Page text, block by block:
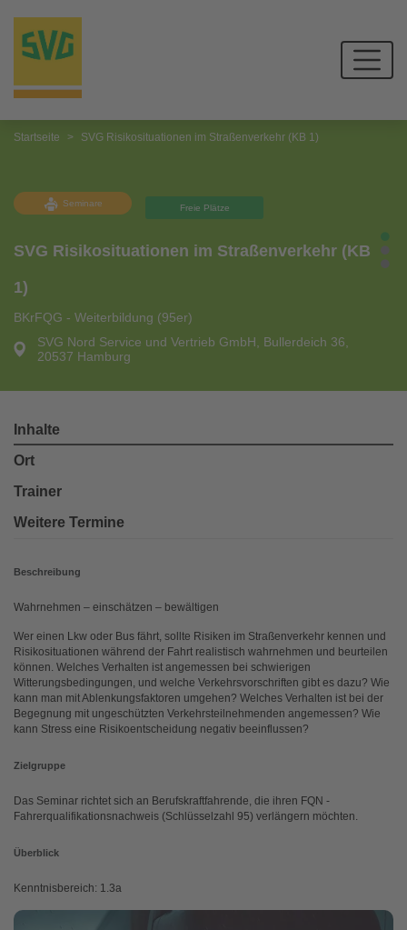
Startseite SVG Risikosituationen im Straßenverkehr (KB 1)
Seminare Freie Plätze
SVG Risikosituationen im Straßenverkehr (KB
1)
BKrFQG - Weiterbildung (95er)
SVG Nord Service und Vertrieb GmbH, Bullerdeich 36,
20537 Hamburg
Inhalte
Ort
Trainer
Weitere Termine
Beschreibung
Wahrnehmen – einschätzen – bewältigen
Wer einen Lkw oder Bus fährt, sollte Risiken im Straßenverkehr kennen und
Risikosituationen während der Fahrt realistisch wahrnehmen und beurteilen
können. Welches Verhalten ist angemessen bei schwierigen
Witterungsbedingungen, und welche Verkehrsvorschriften gibt es dazu? Wie
kann man mit Ablenkungsfaktoren umgehen? Welches Verhalten ist bei der
Begegnung mit ungeschützten Verkehrsteilnehmenden angemessen? Wie
kann Stress eine Risikoentscheidung negativ beeinflussen?
Zielgruppe
Das Seminar richtet sich an Berufskraftfahrende, die ihren FQN -
Fahrerqualifikationsnachweis (Schlüsselzahl 95) verlängern möchten.
Überblick
Kenntnisbereich: 1.3a